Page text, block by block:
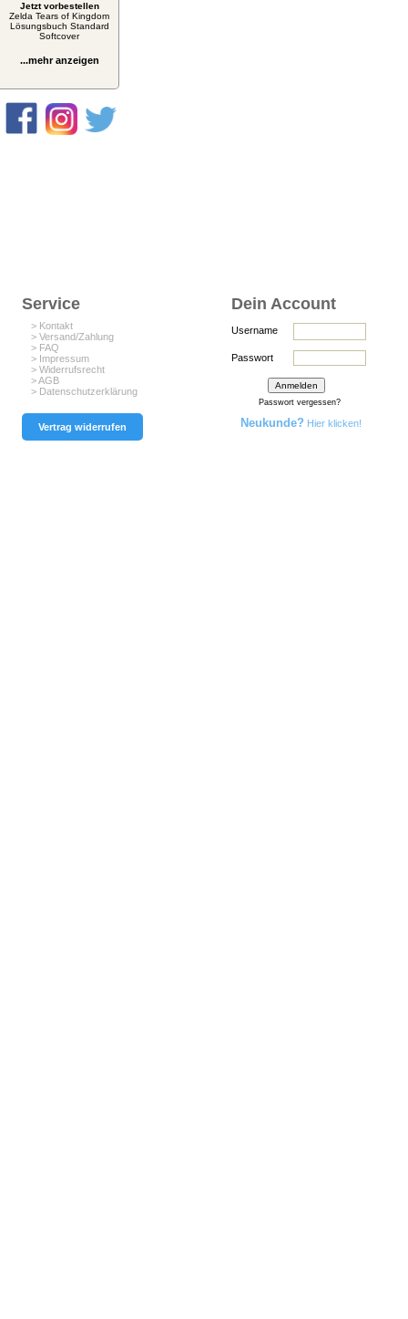
Jetzt vorbestellen
Zelda Tears of Kingdom
Lösungsbuch Standard
Softcover
...mehr anzeigen
Service
> Kontakt
> Versand/Zahlung
> FAQ
> Impressum
> Widerrufsrecht
> AGB
> Datenschutzerklärung
Vertrag widerrufen
Dein Account
Username
Passwort
Passwort vergessen?
Neukunde? Hier klicken!